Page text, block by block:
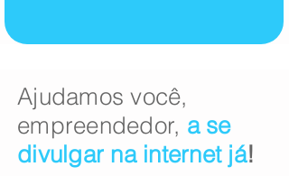
​​Ajudamos você,
empreendedor, a se
divulgar na internet já!